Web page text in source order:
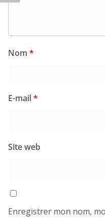
Nom *
E-mail*
Site web
Enregistrer mon nom,